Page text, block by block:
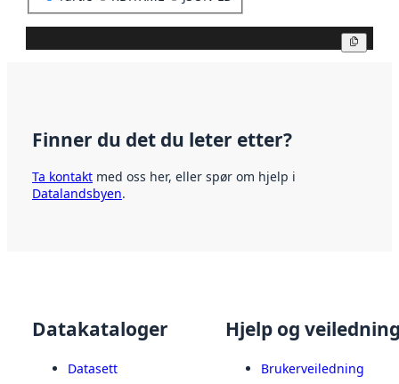
Finner du det du leter etter?
Ta kontakt med oss her, eller spør om hjelp i
Datalandsbyen.
Datakataloger
Datasett
Hjelp og
Brukerveiledning